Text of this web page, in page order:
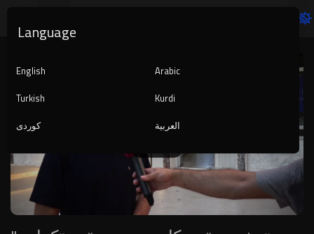
Player
auto
Language
English
Arabic
Turkish
Kurdi
کوردی
العربية